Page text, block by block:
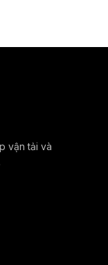
vận tải và